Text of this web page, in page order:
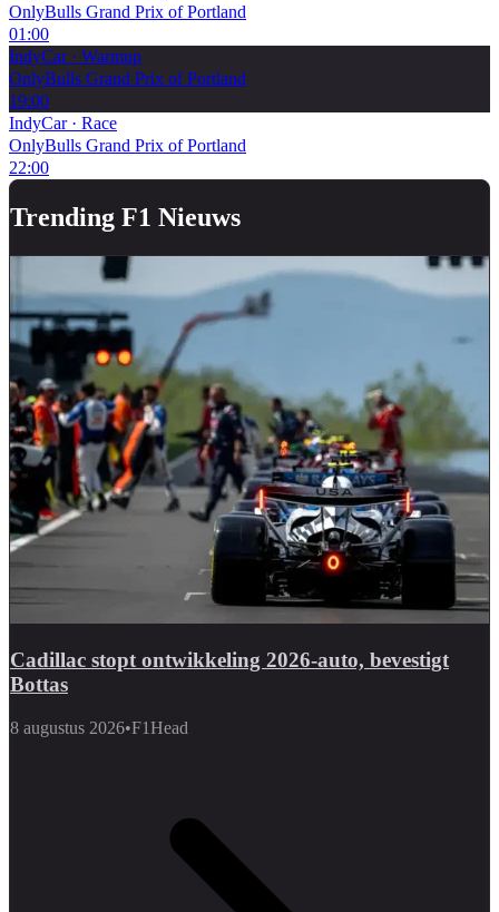
OnlyBulls Grand Prix of Portland
01:00
IndyCar· Warmup
OnlyBulls Grand Prix of Portland
19:00
IndyCar· Race
OnlyBulls Grand Prix of Portland
22:00
Trending F1 Nieuws
Cadillac stopt ontwikkeling 2026-auto, bevestigt
Bottas
8 augustus 2026•F1Head